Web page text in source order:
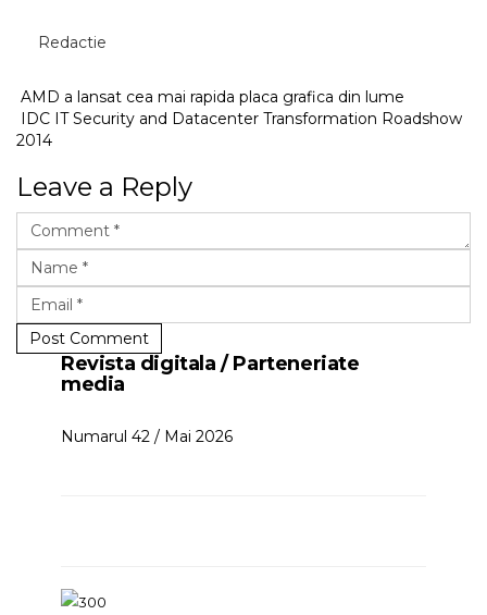
Redactie
AMD a lansat cea mai rapida placa grafica din lume
IDC IT Security and Datacenter Transformation Roadshow
2014
Leave a Reply
Post Comment
Revista digitala / Parteneriate
media
Numarul 42 / Mai 2026